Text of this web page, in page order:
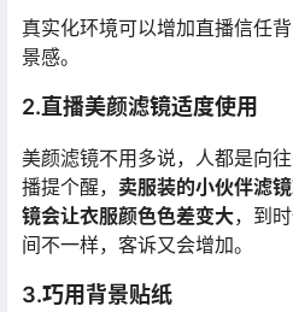
真实化环境可以增加直播信任
景感。
2.直播美颜滤镜适度使用
美颜滤镜不用多说，人都是向
播提个醒， 卖服装的小伙伴滤
镜会让衣服颜色色差变大，到
间不一样，客诉又会增加。
3.巧用背景贴纸